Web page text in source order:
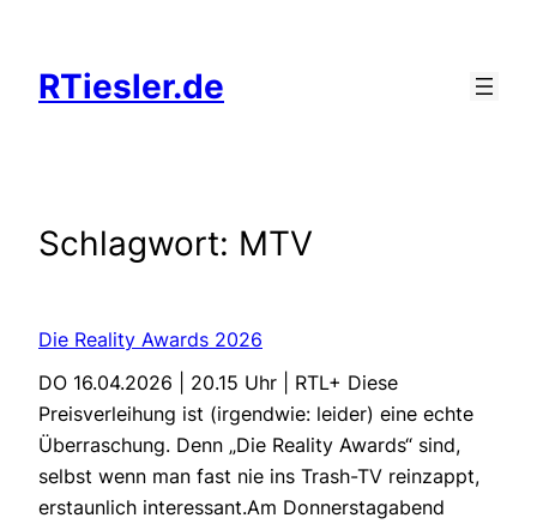
springen
RTiesler.de
Schlagwort: MTV
Die Reality Awards 2026
DO 16.04.2026 | 20.15 Uhr | RTL+ Diese
Preisverleihung ist (irgendwie: leider) eine echte
Überraschung. Denn „Die Reality Awards“ sind,
selbst wenn man fast nie ins Trash-TV reinzappt,
erstaunlich interessant.Am Donnerstagabend